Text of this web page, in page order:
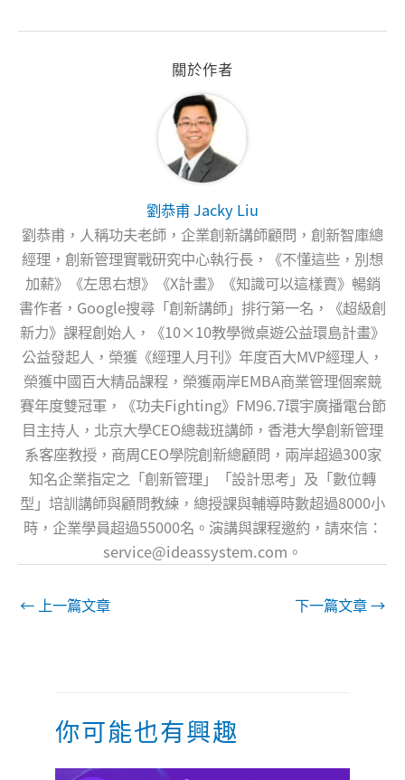
關於作者
劉恭甫 Jacky Liu
劉恭甫，人稱功夫老師，企業創新講師顧問，創新智庫總
經理，創新管理實戰研究中心執行長，《不懂這些，別想
加薪》《左思右想》《X計畫》《知識可以這樣賣》暢銷
書作者，Google搜尋「創新講師」排行第一名，《超級創
新力》課程創始人，《10×10教學微桌遊公益環島計畫》
公益發起人，榮獲《經理人月刊》年度百大MVP經理人，
榮獲中國百大精品課程，榮獲兩岸EMBA商業管理個案競
賽年度雙冠軍，《功夫Fighting》FM96.7環宇廣播電台節
目主持人，北京大學CEO總裁班講師，香港大學創新管理
系客座教授，商周CEO學院創新總顧問，兩岸超過300家
知名企業指定之「創新管理」「設計思考」及「數位轉
型」培訓講師與顧問教練，總授課與輔導時數超過8000小
時，企業學員超過55000名。演講與課程邀約，請來信：
service@ideassystem.com 。
← 上一篇文章 下一篇文章→
你可能也有興趣